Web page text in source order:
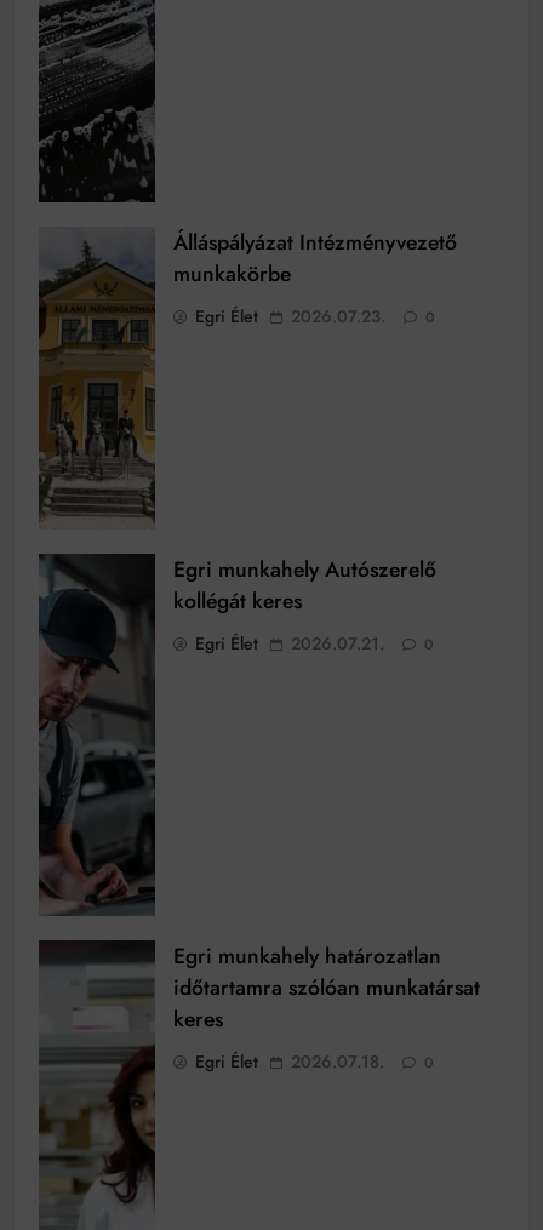
Álláspályázat Intézményvezető
munkakörbe
Egri Élet 2026.07.23. 0
Egri munkahely Autószerelő
kollégát keres
Egri Élet 2026.07.21. 0
Egri munkahely határozatlan
időtartamra szólóan munkatársat
keres
Egri Élet 2026.07.18. 0